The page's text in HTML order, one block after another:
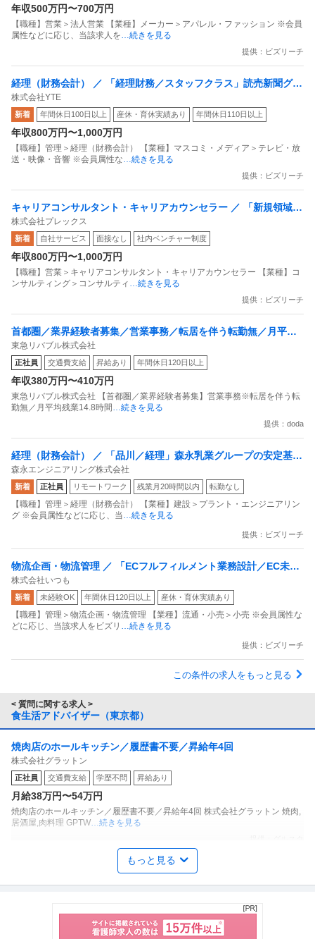
年収500万円〜700万円
【職種】営業＞法人営業 【業種】メーカー＞アパレル・ファッション ※会員
属性などに応じ、当該求人を…続きを見る
提供：ビズリーチ
経理（財務会計） ／ 「経理財務／スタッフクラス」読売新聞グル
ープ×読売テレビグループの安定基盤／10時〜18時勤務／年休123
日／テレワーク／時差出勤制度あり／「コナン」等を手掛けるエ
ンタメ総合企業
株式会社YTE
新着 年間休日100日以上 産休・育休実績あり 年間休日110日以上
年収800万円〜1,000万円
【職種】管理＞経理（財務会計） 【業種】マスコミ・メディア＞テレビ・放
送・映像・音響 ※会員属性な…続きを見る
提供：ビズリーチ
キャリアコンサルタント・キャリアカウンセラー ／ 「新規領域立
ち上げ」製造人材紹介のRA／CA両面キャリアアドバイザー
株式会社プレックス
新着 自社サービス 面接なし 社内ベンチャー制度
年収800万円〜1,000万円
【職種】営業＞キャリアコンサルタント・キャリアカウンセラー 【業種】コ
ンサルティング＞コンサルティ …続きを見る
提供：ビズリーチ
首都圏／業界経験者募集／営業事務／転居を伴う転勤無／月平均
残業14.8時間／育休取得率100％
東急リバブル株式会社
正社員 交通費支給 昇給あり 年間休日120日以上
年収380万円〜410万円
東急リバブル株式会社 【首都圏／業界経験者募集】営業事務※転居を伴う転
勤無／月平均残業14.8時間 …続きを見る
提供：doda
経理（財務会計） ／ 「品川／経理」森永乳業グループの安定基盤
／福利厚生・働きやすさ／転勤無し
森永エンジニアリング株式会社
新着 正社員 リモートワーク 残業月20時間以内 転勤なし
【職種】管理＞経理（財務会計） 【業種】建設＞プラント・エンジニアリン
グ ※会員属性などに応じ、当…続きを見る
提供：ビズリーチ
物流企画・物流管理 ／ 「ECフルフィルメント業務設計／EC未経
験可・他業界歓迎」顧客の事業成長を支えるパートナーへ／東証
グロース上場
株式会社いつも
新着 未経験OK 年間休日120日以上 産休・育休実績あり
【職種】管理＞物流企画・物流管理 【業種】流通・小売＞小売 ※会員属性な
どに応じ、当該求人をビズリ …続きを見る
提供：ビズリーチ
この条件の求人をもっと見る
< 質問に関する求人 >
食生活アドバイザー（東京都）
焼肉店のホールキッチン／履歴書不要／昇給年4回
株式会社グラットン
正社員 交通費支給 学歴不問 昇給あり
月給38万円〜54万円
焼肉店のホールキッチン／履歴書不要／昇給年4回 株式会社グラットン 焼肉,
居酒屋,肉料理 GPTW…続きを見る
スーパーのレジ販売スタッフ／週2日から／ビオラル有明ガーデン
店／パート求人／社員や先輩の丁寧な指導で未経験でも安心！レ
株式会社ライフコーポレーション
もっと見る